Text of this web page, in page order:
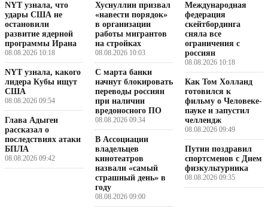
NYT узнала, что
удары США не
остановили
развитие ядерной
программы Ирана
08.08.2026 10:18
NYT узнала, какого
лидера Кубы ищут
США
08.08.2026 09:54
Глава Адыгеи
рассказал о
последствиях атаки
БПЛА
08.08.2026 09:42
Хуснуллин призвал
«навести порядок»
в организации
работы мигрантов
на стройках
08.08.2026 10:03
С марта банки
начнут блокировать
переводы россиян
при наличии
вредоносного ПО
08.08.2026 09:34
В Ассоциации
владельцев
кинотеатров
назвали «самый
страшный день» в
году
08.08.2026 09:00
Международная
федерация
скейтбординга
сняла все
ограничения с
россиян
08.08.2026 10:18
Как Том Холланд
готовился к
фильму о Человеке-
пауке и запустил
челлендж
08.08.2026 09:49
Путин поздравил
спортсменов с Днем
физкультурника
08.08.2026 09:35